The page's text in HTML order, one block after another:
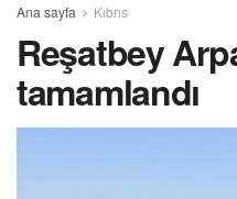
Ana sayfa Kıbrıs
Reşatbey
tamamlandı